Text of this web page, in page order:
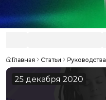
Главная Статьи Руководства
25 декабря 2020